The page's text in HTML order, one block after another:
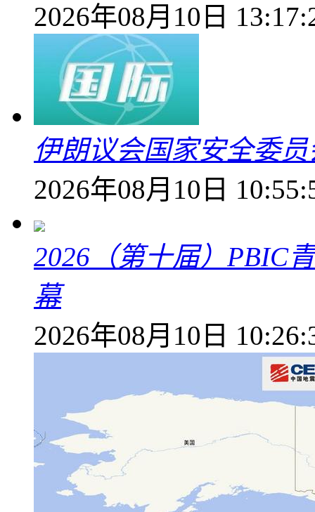
2026年08月10日
伊朗议会国家安全委
2026年08月10日
2026（第十届）PBIC
幕
2026年08月10日